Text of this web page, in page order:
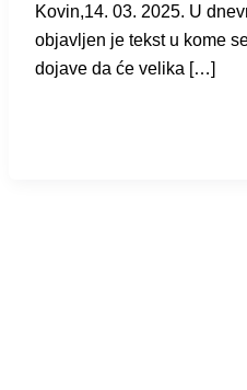
Kovin,14. 03. 2025. U
objavljen je tekst u kome
dojave da će velika […]